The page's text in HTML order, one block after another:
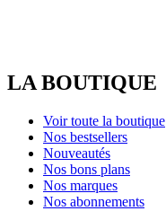
LA BOUTIQUE
Voir toute la boutique
Nos bestsellers
Nouveautés
Nos bons plans
Nos marques
Nos abonnements